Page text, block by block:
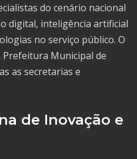
do cenário nacional
digital, inteligência artificial
no serviço público. O
Prefeitura Municipal de
as secretarias e
de Inovação e